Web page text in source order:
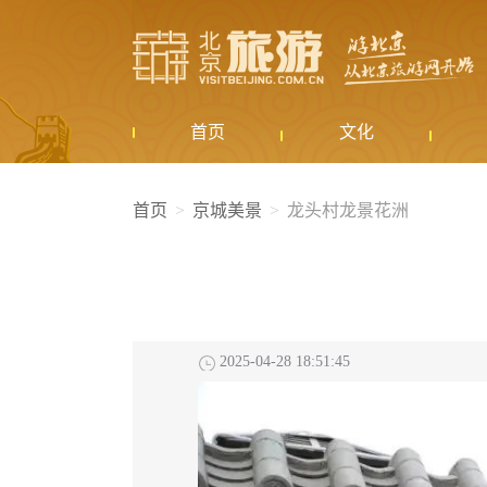
首页 文化
首页 京城美景 龙头村龙景花洲
2025-04-28 18:51:45